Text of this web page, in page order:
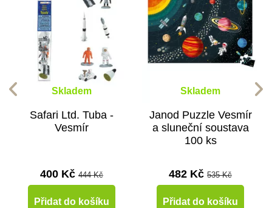
Skladem
Safari Ltd. Tuba -
Vesmír
400 Kč 444 Kč
Přidat do košíku
Skladem
Janod Puzzle Vesmír
a sluneční soustava
100 ks
482 Kč 535 Kč
Přidat do košíku